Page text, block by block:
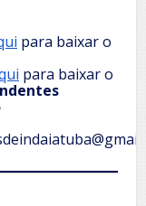
para baixar o
para baixar o